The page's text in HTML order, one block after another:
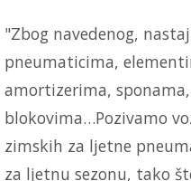
"Zbog navedenog,
pneumaticima,
amortizerima,
blokovima…Pozivamo
zimskih za ljetne
za ljetnu sezonu, tako